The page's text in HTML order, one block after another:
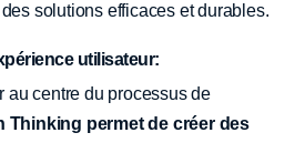
solutions efficaces et durables.
utilisateur:
au centre du processus de
Thinking permet de créer des